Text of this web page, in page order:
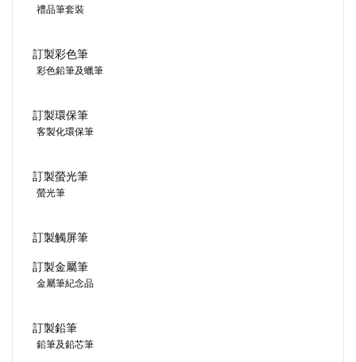
禮品筆套裝
訂製彩色筆
彩色鉛筆及蠟筆
訂製環保筆
客製化環保筆
訂製螢光筆
螢光筆
訂製觸屏筆
訂製金屬筆
金屬筆紀念品
訂製鉛筆
鉛筆及鉛芯筆